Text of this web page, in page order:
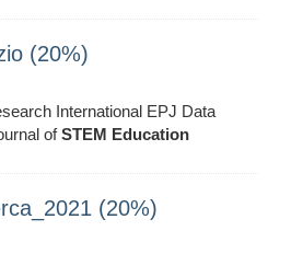
(20%)
International EPJ Data
ofSTEM Education
(20%)